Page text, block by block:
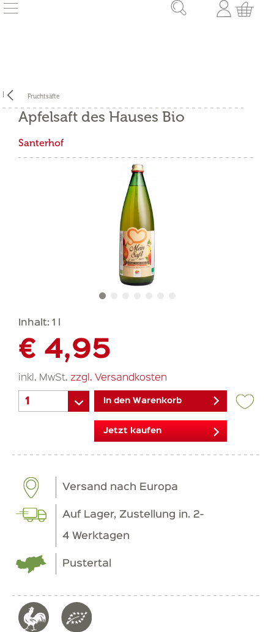
Fruchtsäfte
Apfelsaft des Hauses Bio
Santerhof
Inhalt: 1 l
€ 4,95
inkl. MwSt. zzgl. Versandkosten
In den Warenkorb
Jetzt kaufen
Versand nach Europa
Auf Lager, Zustellung in. 2-
4 Werktagen
Pustertal